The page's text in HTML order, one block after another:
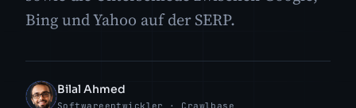
Bing und Yahoo auf der SERP.
BA
Bilal Ahmed
Softwareentwickler · Crawlbase